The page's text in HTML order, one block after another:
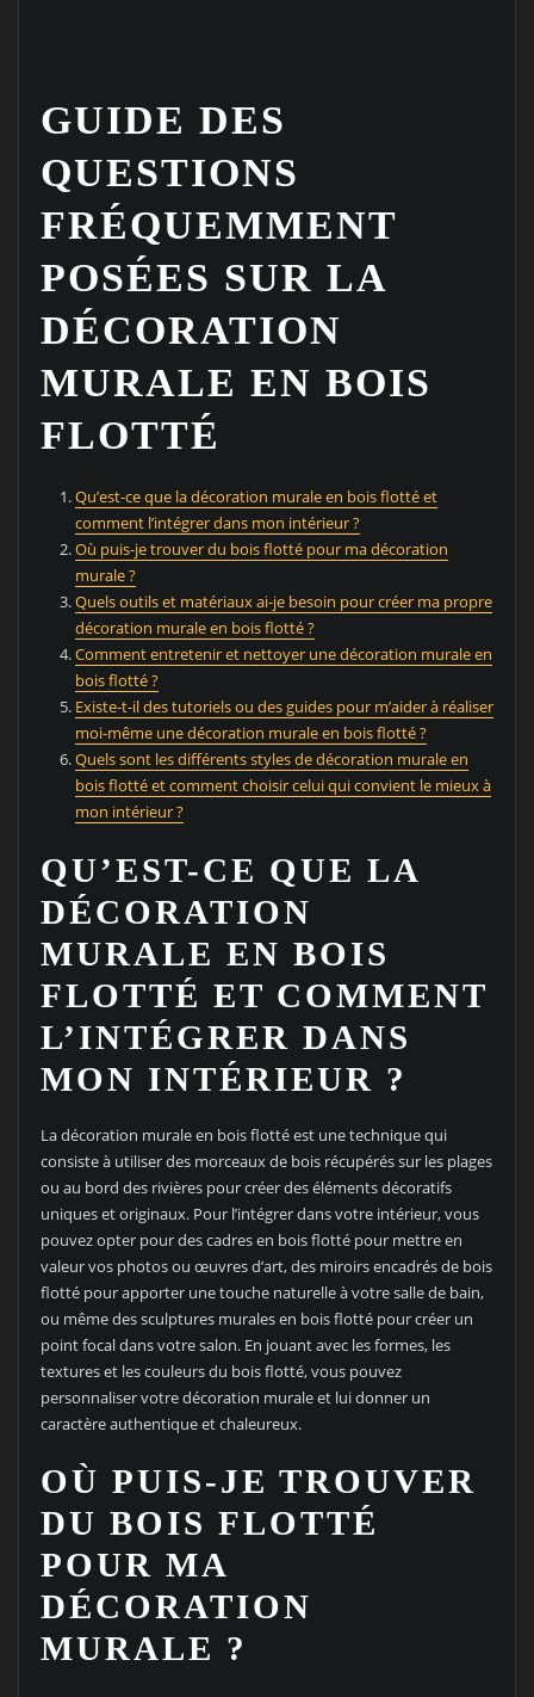
GUIDE DES
QUESTIONS
FRÉQUEMMENT
POSÉES SUR LA
DÉCORATION
MURALE EN BOIS
FLOTTÉ
Qu’est-ce que la décoration murale en bois flotté et
comment l’intégrer dans mon intérieur ?
Où puis-je trouver du bois flotté pour ma décoration
murale ?
Quels outils et matériaux ai-je besoin pour créer ma propre
décoration murale en bois flotté ?
Comment entretenir et nettoyer une décoration murale en
bois flotté ?
Existe-t-il des tutoriels ou des guides pour m’aider à réaliser
moi-même une décoration murale en bois flotté ?
Quels sont les différents styles de décoration murale en
bois flotté et comment choisir celui qui convient le mieux à
mon intérieur ?
QU’EST-CE QUE LA
DÉCORATION
MURALE EN BOIS
FLOTTÉ ET COMMENT
L’INTÉGRER DANS
MON INTÉRIEUR ?
La décoration murale en bois flotté est une technique qui
consiste à utiliser des morceaux de bois récupérés sur les plages
ou au bord des rivières pour créer des éléments décoratifs
uniques et originaux. Pour l’intégrer dans votre intérieur, vous
pouvez opter pour des cadres en bois flotté pour mettre en
valeur vos photos ou œuvres d’art, des miroirs encadrés de bois
flotté pour apporter une touche naturelle à votre salle de bain,
ou même des sculptures murales en bois flotté pour créer un
point focal dans votre salon. En jouant avec les formes, les
textures et les couleurs du bois flotté, vous pouvez
personnaliser votre décoration murale et lui donner un
caractère authentique et chaleureux.
OÙ PUIS-JE TROUVER
DU BOIS FLOTTÉ
POUR MA
DÉCORATION
MURALE ?